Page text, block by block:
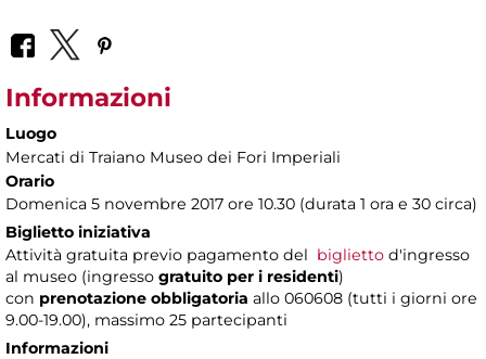
Informazioni
Luogo
Mercati di Traiano Museo dei Fori Imperiali
Orario
Domenica 5 novembre 2017 ore 10.30 (durata 1 ora e 30 circa)
Biglietto iniziativa
Attività gratuita previo pagamento del biglietto d'ingresso
al museo (ingresso gratuito per i residenti)
con prenotazione obbligatoria allo 060608 (tutti i giorni ore
9.00-19.00), massimo 25 partecipanti
Informazioni